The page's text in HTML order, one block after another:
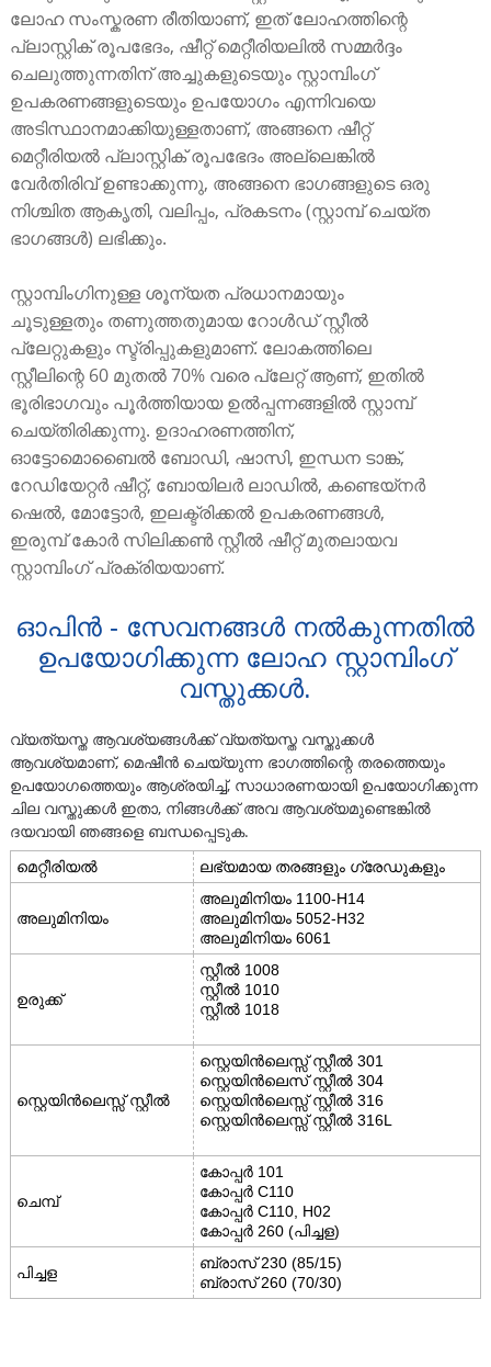
ലോഹ സംസ്കരണ രീതിയാണ്, ഇത് ലോഹത്തിന്റെ
പ്ലാസ്റ്റിക് രൂപഭേദം, ഷീറ്റ് മെറ്റീരിയലിൽ സമ്മർദ്ദം
ചെലുത്തുന്നതിന് അച്ചുകളുടെയും സ്റ്റാമ്പിംഗ്
ഉപകരണങ്ങളുടെയും ഉപയോഗം എന്നിവയെ
അടിസ്ഥാനമാക്കിയുള്ളതാണ്, അങ്ങനെ ഷീറ്റ്
മെറ്റീരിയൽ പ്ലാസ്റ്റിക് രൂപഭേദം അല്ലെങ്കിൽ
വേർതിരിവ് ഉണ്ടാക്കുന്നു, അങ്ങനെ ഭാഗങ്ങളുടെ ഒരു
നിശ്ചിത ആകൃതി, വലിപ്പം, പ്രകടനം (സ്റ്റാമ്പ് ചെയ്ത
ഭാഗങ്ങൾ) ലഭിക്കും.
സ്റ്റാമ്പിംഗിനുള്ള ശൂന്യത പ്രധാനമായും
ചൂടുള്ളതും തണുത്തതുമായ റോൾഡ് സ്റ്റീൽ
പ്ലേറ്റുകളും സ്ട്രിപ്പുകളുമാണ്. ലോകത്തിലെ
സ്റ്റീലിന്റെ 60 മുതൽ 70% വരെ പ്ലേറ്റ് ആണ്, ഇതിൽ
ഭൂരിഭാഗവും പൂർത്തിയായ ഉൽപ്പന്നങ്ങളിൽ സ്റ്റാമ്പ്
ചെയ്തിരിക്കുന്നു. ഉദാഹരണത്തിന്,
ഓട്ടോമൊബൈൽ ബോഡി, ഷാസി, ഇന്ധന ടാങ്ക്,
റേഡിയേറ്റർ ഷീറ്റ്, ബോയിലർ ലാഡിൽ, കണ്ടെയ്നർ
ഷെൽ, മോട്ടോർ, ഇലക്ട്രിക്കൽ ഉപകരണങ്ങൾ,
ഇരുമ്പ് കോർ സിലിക്കൺ സ്റ്റീൽ ഷീറ്റ് മുതലായവ
സ്റ്റാമ്പിംഗ് പ്രക്രിയയാണ്.
ഓപിൻ - സേവനങ്ങൾ നൽകുന്നതിൽ
ഉപയോഗിക്കുന്ന ലോഹ സ്റ്റാമ്പിംഗ്
വസ്തുക്കൾ.
വ്യത്യസ്ത ആവശ്യങ്ങൾക്ക് വ്യത്യസ്ത വസ്തുക്കൾ
ആവശ്യമാണ്, മെഷീൻ ചെയ്യുന്ന ഭാഗത്തിന്റെ തരത്തെയും
ഉപയോഗത്തെയും ആശ്രയിച്ച്, സാധാരണയായി ഉപയോഗിക്കുന്ന
ചില വസ്തുക്കൾ ഇതാ, നിങ്ങൾക്ക് അവ ആവശ്യമുണ്ടെങ്കിൽ
ദയവായി ഞങ്ങളെ ബന്ധപ്പെടുക.
മെറ്റീരിയൽ ലഭ്യമായ തരങ്ങളും ഗ്രേഡുകളും
അലുമിനിയം
അലുമിനിയം 1100-H14
അലുമിനിയം 5052-H32
അലുമിനിയം 6061
ഉരുക്ക്
സ്റ്റീൽ 1008
സ്റ്റീൽ 1010
സ്റ്റീൽ 1018
സ്റ്റെയിൻലെസ്സ് സ്റ്റീൽ
സ്റ്റെയിൻലെസ്സ് സ്റ്റീൽ 301
സ്റ്റെയിൻലെസ് സ്റ്റീൽ 304
സ്റ്റെയിൻലെസ്സ് സ്റ്റീൽ 316
സ്റ്റെയിൻലെസ്സ് സ്റ്റീൽ 316L
ചെമ്പ്
കോപ്പർ 101
കോപ്പർ C110
കോപ്പർ C110, H02
കോപ്പർ 260 (പിച്ചള)
പിച്ചള
ബ്രാസ് 230 (85/15)
ബ്രാസ് 260 (70/30)